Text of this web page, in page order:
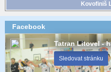
Kovofiniš
Facebook
Tatran Litovel -
Sledovat stránku